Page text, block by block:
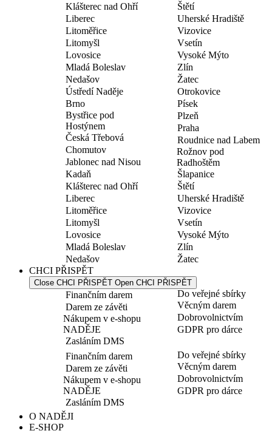
Klášterec nad Ohří
Liberec
Litoměřice
Litomyšl
Lovosice
Mladá Boleslav
Nedašov
Štětí
Uherské Hradiště
Vizovice
Vsetín
Vysoké Mýto
Zlín
Žatec
Ústředí Naděje
Brno
Bystřice pod
Hostýnem
Česká Třebová
Chomutov
Jablonec nad Nisou
Kadaň
Klášterec nad Ohří
Liberec
Litoměřice
Litomyšl
Lovosice
Mladá Boleslav
Nedašov
Otrokovice
Písek
Plzeň
Praha
Roudnice nad Labem
Rožnov pod
Radhoštěm
Šlapanice
Štětí
Uherské Hradiště
Vizovice
Vsetín
Vysoké Mýto
Zlín
Žatec
CHCI PŘISPĚT
Close CHCI PŘISPĚT Open CHCI PŘISPĚT
Finančním darem
Darem ze závěti
Nákupem v e-shopu
NADĚJE
Zasláním DMS
Do veřejné sbírky
Věcným darem
Dobrovolnictvím
GDPR pro dárce
Finančním darem
Darem ze závěti
Nákupem v e-shopu
NADĚJE
Zasláním DMS
Do veřejné sbírky
Věcným darem
Dobrovolnictvím
GDPR pro dárce
O NADĚJI
E-SHOP